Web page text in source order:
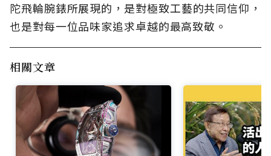
陀飛輪腕錶所展現的，是對極致工藝的共同信仰，
也是對每一位品味家追求卓越的最高致敬。
相關文章